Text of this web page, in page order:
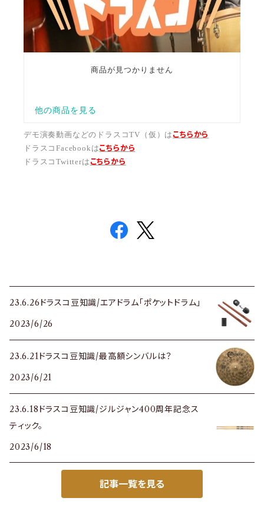
デモ演奏動画などのドラスコTV（仮）は こちらから
ドラスコFacebookはこちらから
ドラスコTwitterは こちらから
23.6.26ドラスコ豆知識/エアドラム「ポケットドラム」
2023/6/26
23.6.21ドラスコ豆知識/最高額シンバルは？
2023/6/21
23.6.18ドラスコ豆知識/ジルジャン400周年記念ス
ティック。
2023/6/18
記事一覧を見る